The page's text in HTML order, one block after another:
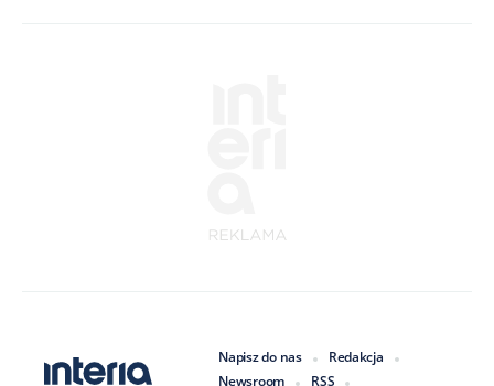
Napisz do nas
Redakcja
Newsroom
RSS